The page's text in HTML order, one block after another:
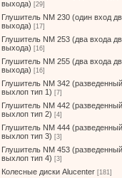
выхода) [29]
Глушитель NM 230 (один вход
выхода) [17]
Глушитель NM 253 (два входа
выхода) [16]
Глушитель NM 255 (два входа
выхода) [16]
Глушитель NM 342 (разведенный
выхлоп тип 1) [7]
Глушитель NM 442 (разведенный
выхлоп тип 2) [4]
Глушитель NM 444 (разведенный
выхлоп тип 3) [3]
Глушитель NM 453 (разведенный
выхлоп тип 4) [3]
Колесные диски Alucenter [181]